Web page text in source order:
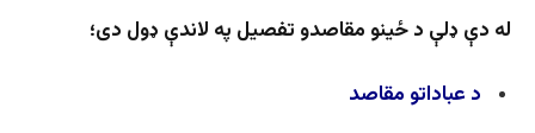
له دې ډلې د ځینو مقاصدو تفصیل په لاندې ډول دی؛
د عباداتو مقاصد